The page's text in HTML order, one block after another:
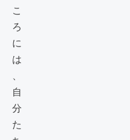
こ
ろ
に
は
、
自
分
た